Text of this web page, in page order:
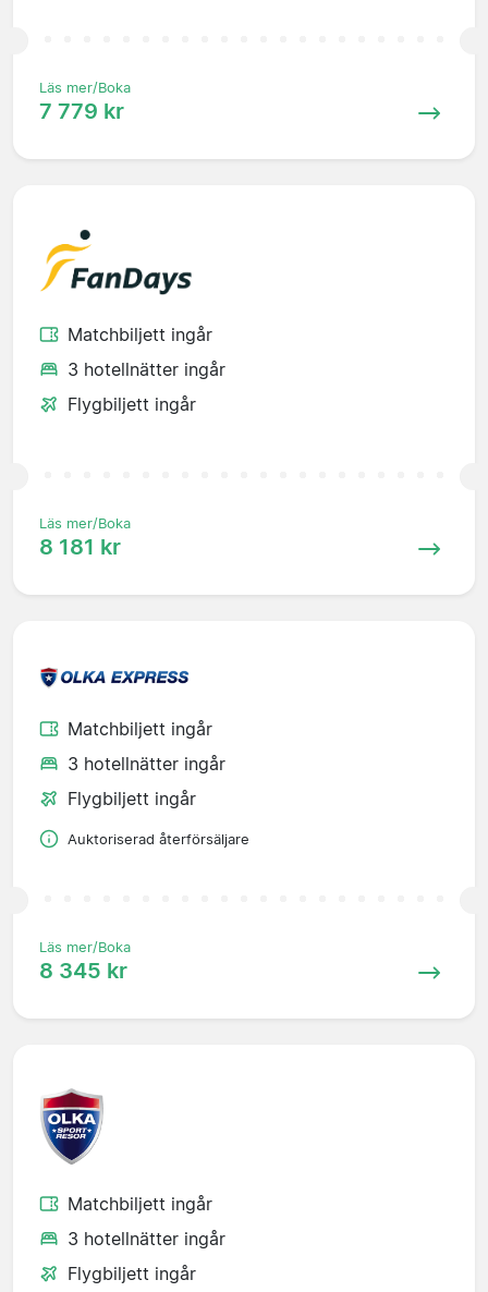
Läs mer/Boka
7 779 kr
Matchbiljett ingår
3 hotellnätter ingår
Flygbiljett ingår
Läs mer/Boka
8 181 kr
Matchbiljett ingår
3 hotellnätter ingår
Flygbiljett ingår
Auktoriserad återförsäljare
Läs mer/Boka
8 345 kr
Matchbiljett ingår
3 hotellnätter ingår
Flygbiljett ingår